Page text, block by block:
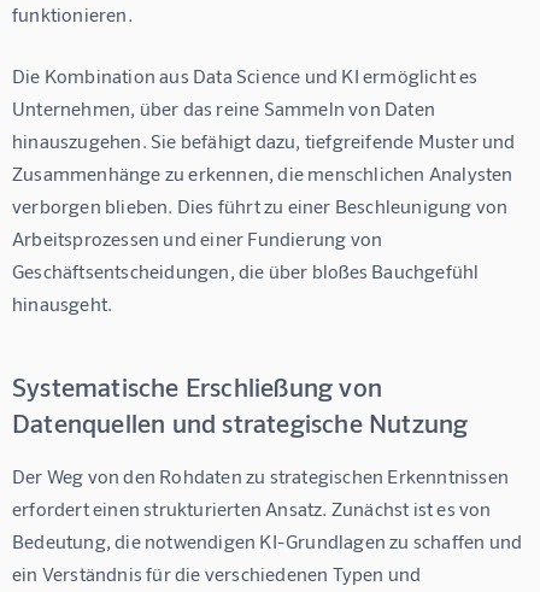
funktionieren.
Die Kombination aus Data Science und KI ermöglicht es
Unternehmen, über das reine Sammeln von Daten
hinauszugehen. Sie befähigt dazu, tiefgreifende Muster und
Zusammenhänge zu erkennen, die menschlichen Analysten
verborgen blieben. Dies führt zu einer Beschleunigung von
Arbeitsprozessen und einer Fundierung von
Geschäftsentscheidungen, die über bloßes Bauchgefühl
hinausgeht.
Systematische Erschließung von
Datenquellen und strategische Nutzung
Der Weg von den Rohdaten zu strategischen Erkenntnissen
erfordert einen strukturierten Ansatz. Zunächst ist es von
Bedeutung, die notwendigen KI-Grundlagen zu schaffen und
ein Verständnis für die verschiedenen Typen und